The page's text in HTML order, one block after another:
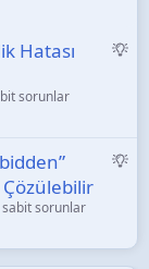
Ö
Hatası
sorunlar
Ö
i
Çözülebilir
sorunlar